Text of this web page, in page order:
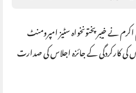
نے خیبر پختونخواہ سٹیز امپرومنٹ
کارکردگی کے جائزہ اجلاس کی صدارت